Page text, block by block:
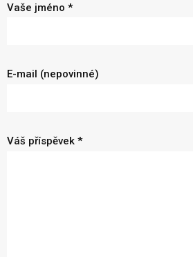
Vaše jméno *
E-mail (nepovinné)
Váš příspěvek *